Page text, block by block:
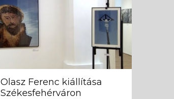
Olasz Ferenc kiállítása
Székesfehérváron